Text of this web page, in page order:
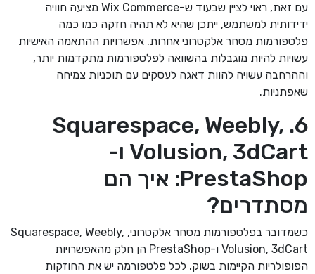
עם זאת, ראוי לציין שבעוד ש-Wix Commerce מציעה חוויה
ידידותית למשתמש, ייתכן שהיא לא תהיה חזקה כמו כמה
פלטפורמות מסחר אלקטרוני אחרות. אפשרויות ההתאמה האישיות
עשויות להיות מוגבלות בהשוואה לפלטפורמות מתקדמות יותר,
וההרחבה עשויה להוות דאגה לעסקים עם תוכניות צמיחה
שאפתניות.
6. Squarespace, Weebly,
Volusion, 3dCart ו-
PrestaShop: איך הם
מסתדרים?
כשמדובר בפלטפורמות מסחר אלקטרוני, Squarespace, Weebly,
Volusion, 3dCart ו-PrestaShop הן חלק מהאפשרויות
הפופולריות הקיימות בשוק. לכל פלטפורמה יש את החוזקות